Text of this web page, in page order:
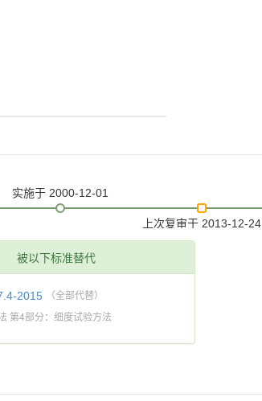
实施于 2000-12-01
上次复审于 2013-12-24
被以下标准替代
2015 （全部代替）
第4部分：细度试验方法